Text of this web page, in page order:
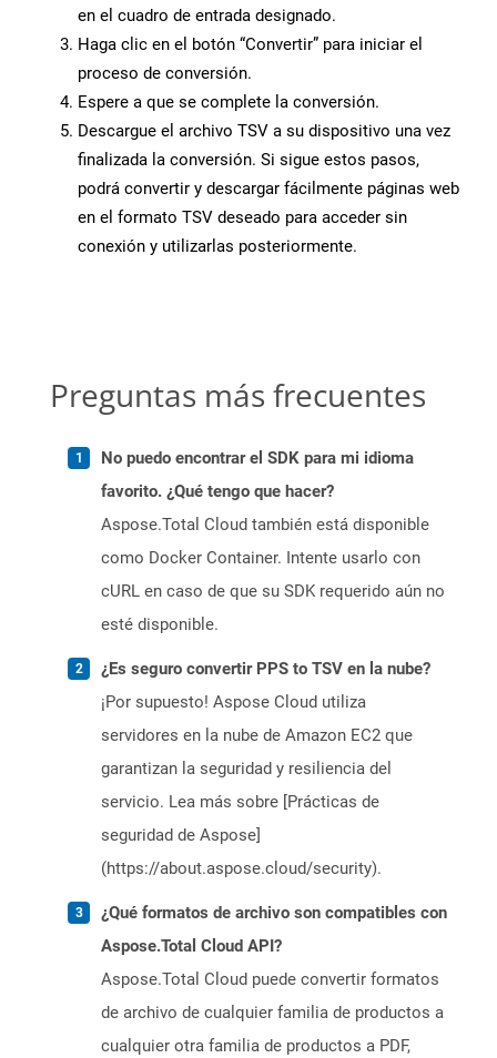
en el cuadro de entrada designado.
Haga clic en el botón “Convertir” para iniciar el
proceso de conversión.
Espere a que se complete la conversión.
Descargue el archivo TSV a su dispositivo una vez
finalizada la conversión. Si sigue estos pasos,
podrá convertir y descargar fácilmente páginas web
en el formato TSV deseado para acceder sin
conexión y utilizarlas posteriormente.
Preguntas más frecuentes
No puedo encontrar el SDK para mi idioma
favorito. ¿Qué tengo que hacer?
Aspose.Total Cloud también está disponible
como Docker Container. Intente usarlo con
cURL en caso de que su SDK requerido aún no
esté disponible.
¿Es seguro convertir PPS to TSV en la nube?
¡Por supuesto! Aspose Cloud utiliza
servidores en la nube de Amazon EC2 que
garantizan la seguridad y resiliencia del
servicio. Lea más sobre [Prácticas de
seguridad de Aspose]
(https://about.aspose.cloud/security).
¿Qué formatos de archivo son compatibles con
Aspose.Total Cloud API?
Aspose.Total Cloud puede convertir formatos
de archivo de cualquier familia de productos a
cualquier otra familia de productos a PDF,